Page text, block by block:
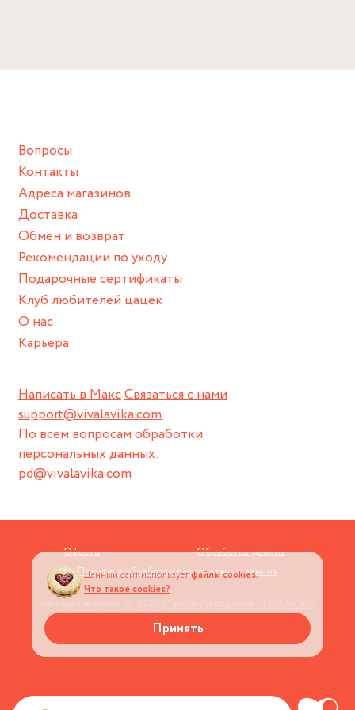
Снимайте ваше украшение перед купанием (и в море, и в
спортивный инвентарь).
Храните изделие в сухом месте.
Для надежного хранения мы доставляем все изделия в
нашей фирменной коробке или упаковке бренда.
Пожалуйста, используйте эту упаковку для хранения,
пока не носите украшение на себе.
Написать в МаксСвязаться с нами
support@vivalavika.com
По всем вопросам обработки
персональных данных:
pd@vivalavika.com
Вопросы
Контакты
Адреса магазинов
Доставка
Обмен и возврат
Рекомендации по уходу
Подарочные сертификаты
Клуб любителей цацек
О нас
Карьера
Оферта
Обработка данных
Политика обработки персональных данных
Данный сайт используетфайлы cookies.
Что такое cookies?
Принять